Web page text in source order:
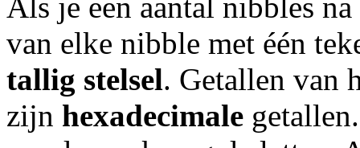
van elke nibble met één
tallig stelsel. Getallen van
zijn hexadecimale